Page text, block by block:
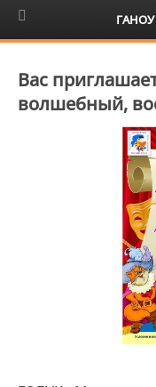
6+
Вас
волшебный,